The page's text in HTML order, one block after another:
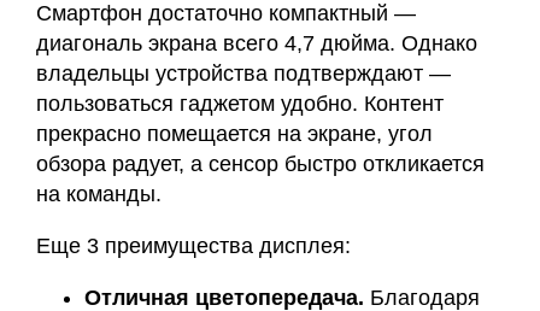
Смартфон достаточно компактный —
диагональ экрана всего 4,7 дюйма. Однако
владельцы устройства подтверждают —
пользоваться гаджетом удобно. Контент
прекрасно помещается на экране, угол
обзора радует, а сенсор быстро откликается
на команды.
Еще 3 преимущества дисплея:
Отличная цветопередача. Благодаря